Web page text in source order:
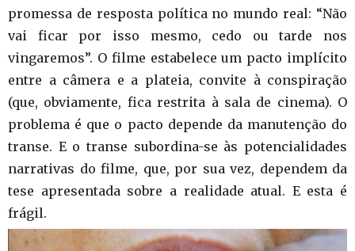
promessa de resposta política no mundo real: “Não
vai ficar por isso mesmo, cedo ou tarde nos
vingaremos”. O filme estabelece um pacto implícito
entre a câmera e a plateia, convite à conspiração
(que, obviamente, fica restrita à sala de cinema). O
problema é que o pacto depende da manutenção do
transe. E o transe subordina-se às potencialidades
narrativas do filme, que, por sua vez, dependem da
tese apresentada sobre a realidade atual. E esta é
frágil.